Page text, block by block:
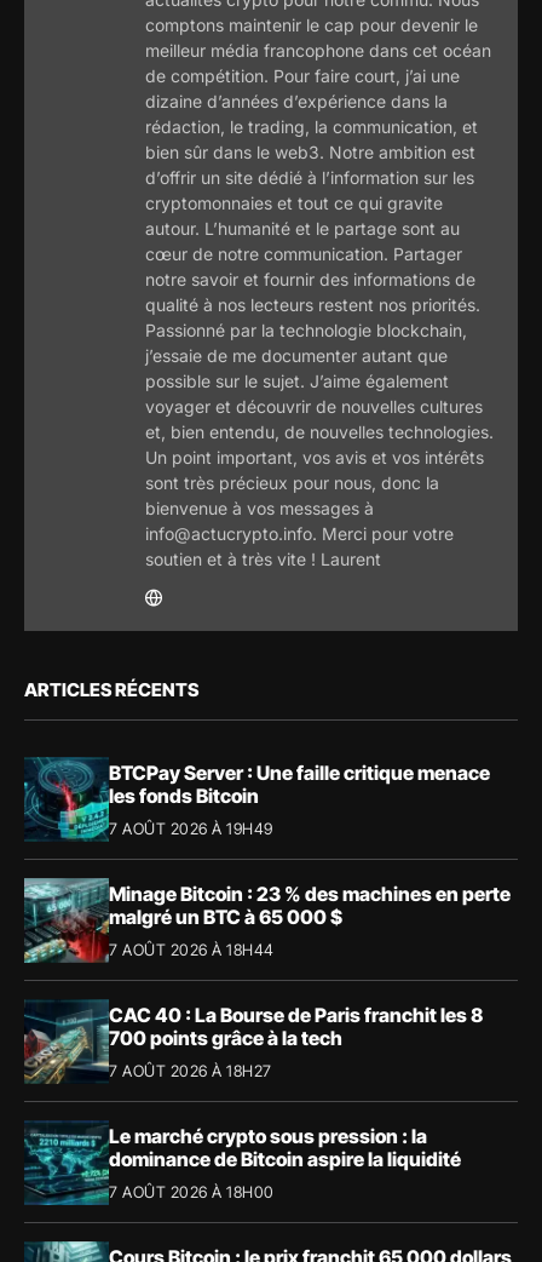
comptons maintenir le cap pour devenir le
meilleur média francophone dans cet océan
de compétition. Pour faire court, j’ai une
dizaine d’années d’expérience dans la
rédaction, le trading, la communication, et
bien sûr dans le web3. Notre ambition est
d’offrir un site dédié à l’information sur les
cryptomonnaies et tout ce qui gravite
autour. L’humanité et le partage sont au
cœur de notre communication. Partager
notre savoir et fournir des informations de
qualité à nos lecteurs restent nos priorités.
Passionné par la technologie blockchain,
j’essaie de me documenter autant que
possible sur le sujet. J’aime également
voyager et découvrir de nouvelles cultures
et, bien entendu, de nouvelles technologies.
Un point important, vos avis et vos intérêts
sont très précieux pour nous, donc la
bienvenue à vos messages à
info@actucrypto.info. Merci pour votre
soutien et à très vite ! Laurent
ARTICLES RÉCENTS
BTCPay Server : Une faille critique menace
les fonds Bitcoin
7 AOÛT 2026 À 19H49
Minage Bitcoin : 23 % des machines en perte
malgré un BTC à 65 000 $
7 AOÛT 2026 À 18H44
CAC 40 : La Bourse de Paris franchit les 8
700 points grâce à la tech
7 AOÛT 2026 À 18H27
Le marché crypto sous pression : la
dominance de Bitcoin aspire la liquidité
7 AOÛT 2026 À 18H00
Cours Bitcoin : le prix franchit 65 000 dollars